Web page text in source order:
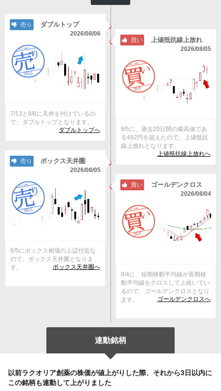
売り ダブルトップ
2026/08/06
7/13と8/6に天井を付けているの
で、ダブルトップとなります。
ダブルトップへ
買い 上値抵抗線上放れ
2026/08/05
8/5に、過去20日間の最高値であ
る492円を超えたので、上値抵抗
線上放れとなります。
上値抵抗線上放れへ
売り
ボックス天井圏
2026/08/05
8/5にボックス相場の上辺付近な
ので、ボックス天井圏となりま
す。
ボックス天井圏へ
買い ゴールデンクロス
2026/08/04
8/4に、短期移動平均線が長期移
動平均線をクロスして上抜いてい
るので、ゴールデンクロスとなり
ます。
ゴールデンクロスへ
連動銘柄
以前ラクオリア創薬の株価が値上がりした際、それから3日以内に
この銘柄も連動して上がりました